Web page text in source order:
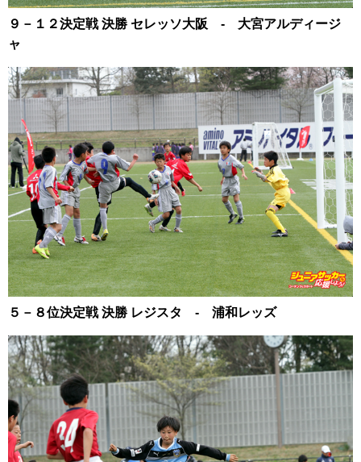
９－１２決定戦 決勝 セレッソ大阪 - 大宮アルディージ
ャ
５－８位決定戦 決勝 レジスタ - 浦和レッズ